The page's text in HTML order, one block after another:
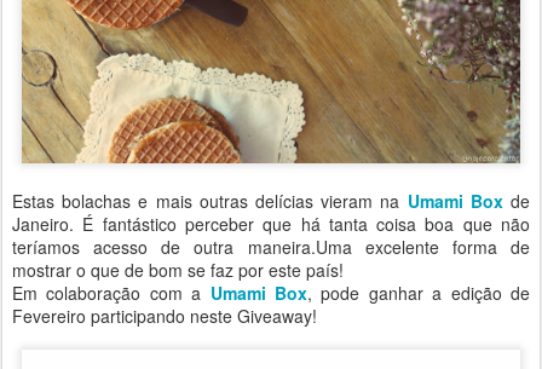
Estas bolachas e mais outras delícias vieram na Umami Boxde
Janeiro. É fantástico perceber que há tanta coisa boa que não
teríamos acesso de outra maneira.Uma excelente forma de
mostrar o que de bom se faz por este país!
Em colaboração com a Umami Box, pode ganhar a edição de
Fevereiro participando neste Giveaway!